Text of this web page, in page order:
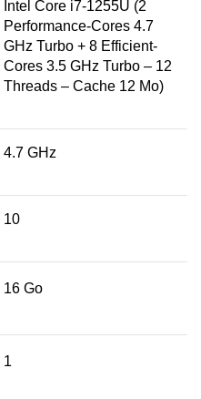
Intel Core i7-1255U (2
Performance-Cores 4.7
GHz Turbo + 8 Efficient-
Cores 3.5 GHz Turbo – 12
Threads – Cache 12 Mo)
4.7 GHz
10
16 Go
1